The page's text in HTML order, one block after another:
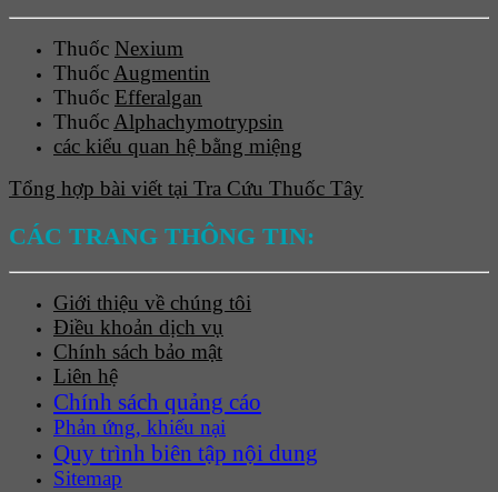
Thuốc Nexium
Thuốc Augmentin
Thuốc Efferalgan
Thuốc Alphachymotrypsin
các kiểu quan hệ bằng miệng
Tổng hợp bài viết tại Tra Cứu Thuốc Tây
CÁC TRANG THÔNG TIN:
Giới thiệu về chúng tôi
Điều khoản dịch vụ
Chính sách bảo mật
Liên hệ
Chính sách quảng cáo
Phản ứng, khiếu nại
Quy trình biên tập nội dung
Sitemap